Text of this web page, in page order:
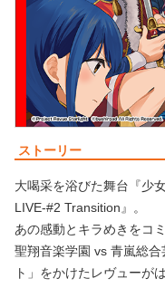
ストーリー
大喝采を浴びた舞台『少
LIVE-#2 Transition』。
あの感動とキラめきをコ
聖翔音楽学園 vs 青嵐総
ト」をかけたレヴュー